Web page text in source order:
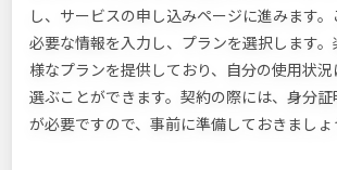
し、サービスの申し込みページに進みます
必要な情報を入力し、プランを選択します
様なプランを提供しており、自分の使用状
選ぶことができます。契約の際には、身分
が必要ですので、事前に準備しておきましょ